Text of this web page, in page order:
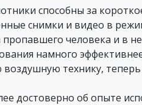
способны за
снимки и видео в
пропавшего человека и в
намного
воздушную технику,
достоверно об опыте